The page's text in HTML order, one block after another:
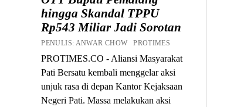
hingga Skandal TPPU
Rp543 Miliar Jadi Sorotan
PENULIS: ANWAR CHOW PROTIMES
PROTIMES.CO - Aliansi Masyarakat
Pati Bersatu kembali menggelar aksi
unjuk rasa di depan Kantor Kejaksaan
Negeri Pati. Massa melakukan aksi